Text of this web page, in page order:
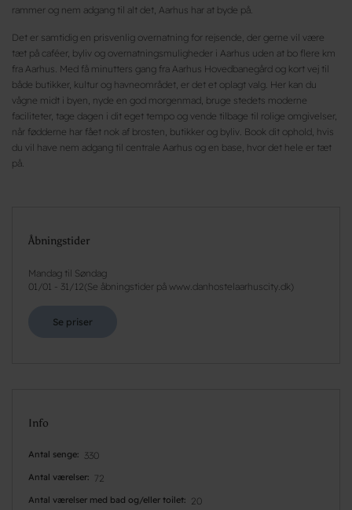
rammer og nem adgang til alt det, Aarhus har at byde på.
Det er samtidig en prisvenlig overnatning for rejsende, der gerne vil være
tæt på caféer, byliv og overnatningsmuligheder i Aarhus uden at bo flere km
fra Aarhus. Med få minutters gang fra Aarhus Hovedbanegård og kort vej til
både butikker, kultur og havneområdet, er det et oplagt valg. Her kan du
vågne midt i byen, nyde en god morgenmad, bruge stedets moderne
faciliteter, tage dagen i dit eget tempo og vende tilbage til rolige omgivelser,
når fødderne har fået nok af brosten, butikker og byliv. Book dit ophold, hvis
du vil have nem adgang til centrale Aarhus og en base, hvor det hele er tæt
på.
Åbningstider
Mandag til Søndag
01/01 - 31/12( Se åbningstider på www.danhostelaarhuscity.dk)
Se priser
Info
Antal senge 330
Antal værelser 72
Antal værelser med bad og/eller toilet 20